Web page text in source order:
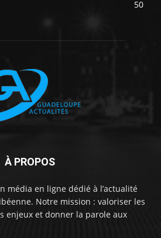
50
À PROPOS
média en ligne dédié à l’actualité
Notre mission : valoriser les
enjeux et donner la parole aux